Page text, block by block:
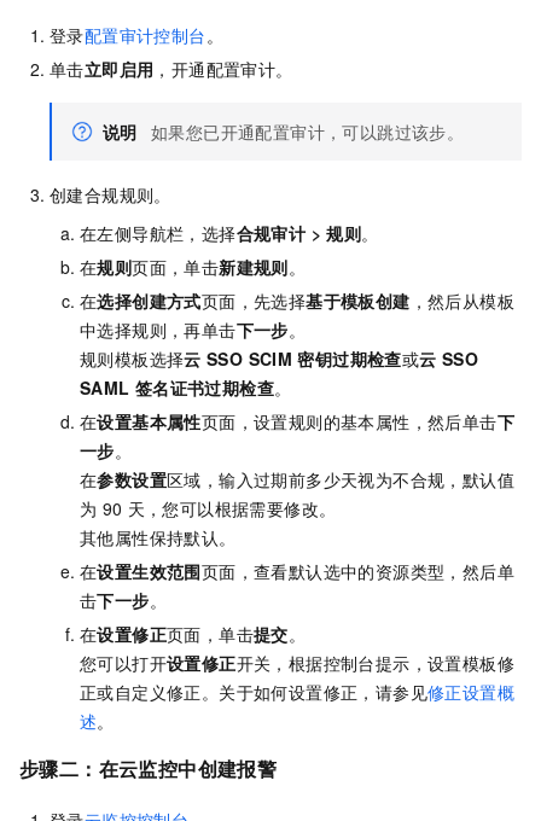
登录配置审计控制台。
单击立即启用 ，开通配置审计。
说明 如果您已开通配置审计，可以跳过该步。
创建合规规则。
在左侧导航栏，选择合规审计 >规则。
在规则页面，单击新建规则。
在选择创建方式页面，先选择基于模板创建 ，然后从模板
中选择规则，再单击下一步。
规则模板选择云 SSO SCIM 密钥过期检查或云 SSO
SAML 签名证书过期检查。
在设置基本属性页面，设置规则的基本属性，然后单击下
一步。
在参数设置区域，输入过期前多少天视为不合规，默认值
为 90 天，您可以根据需要修改。
其他属性保持默认。
在设置生效范围页面，查看默认选中的资源类型，然后单
击下一步。
在设置修正页面，单击提交。
您可以打开设置修正开关，根据控制台提示，设置模板修
正或自定义修正。关于如何设置修正，请参见修正设置概
述。
步骤二：在云监控中创建报警